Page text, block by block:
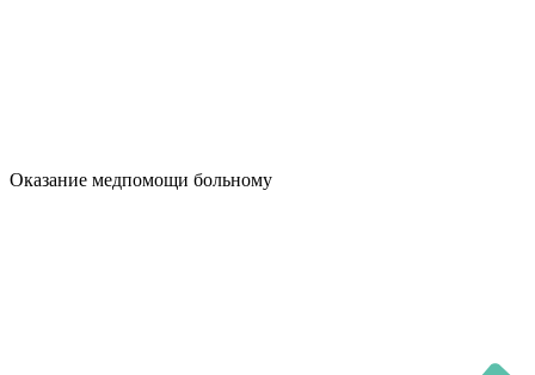
Оказание медпомощи больному